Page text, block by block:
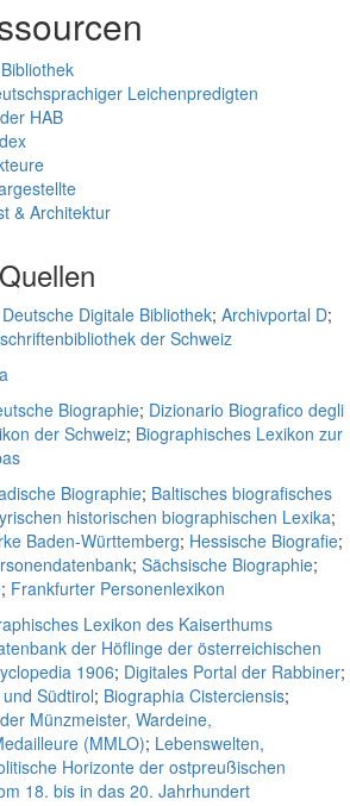
Leichenpredigten
HAB
& Architektur
Deutsche Digitale Bibliothek; Archivportal D;
der Schweiz
Biographie; Dizionario Biografico degli
der Schweiz; Biographisches Lexikon zur
Biographie; Baltisches biografisches
historischen biographischen Lexika;
Baden-Württemberg; Hessische Biografie;
; Sächsische Biographie;
; Frankfurter Personenlexikon
Lexikon des Kaiserthums
der Höflinge der österreichischen
1906; Digitales Portal der Rabbiner;
Südtirol; Biographia Cisterciensis;
Münzmeister, Wardeine,
(MMLO); Lebenswelten,
Horizonte der ostpreußischen
18. bis in das 20. Jahrhundert